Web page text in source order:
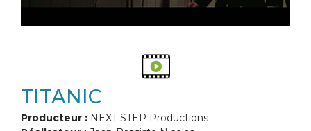
TITANIC
Producteur : NEXT STEP Productions